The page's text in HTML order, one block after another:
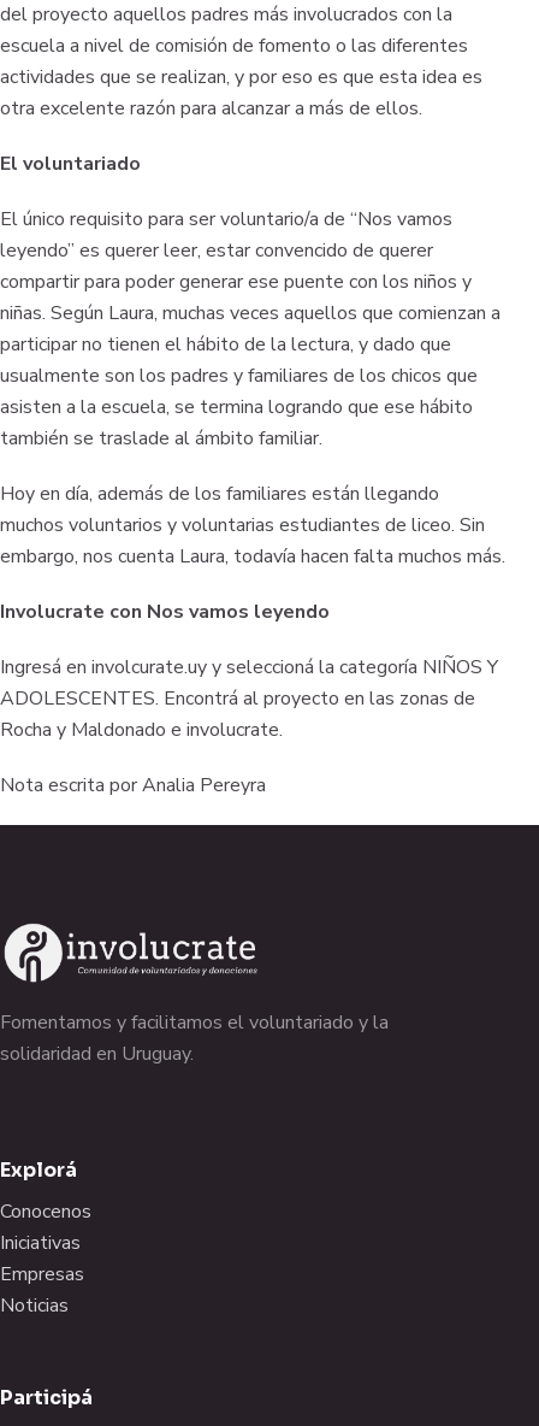
del proyecto aquellos padres más involucrados con la
escuela a nivel de comisión de fomento o las diferentes
actividades que se realizan, y por eso es que esta idea es
otra excelente razón para alcanzar a más de ellos.
El voluntariado
El único requisito para ser voluntario/a de “Nos vamos
leyendo” es querer leer, estar convencido de querer
compartir para poder generar ese puente con los niños y
niñas. Según Laura, muchas veces aquellos que comienzan a
participar no tienen el hábito de la lectura, y dado que
usualmente son los padres y familiares de los chicos que
asisten a la escuela, se termina logrando que ese hábito
también se traslade al ámbito familiar.
Hoy en día, además de los familiares están llegando
muchos voluntarios y voluntarias estudiantes de liceo. Sin
embargo, nos cuenta Laura, todavía hacen falta muchos más.
Involucrate con Nos vamos leyendo
Ingresá en involcurate.uy y seleccioná la categoría NIÑOS Y
ADOLESCENTES. Encontrá al proyecto en las zonas de
Rocha y Maldonado e involucrate.
Nota escrita por Analia Pereyra
Fomentamos y facilitamos el voluntariado y la
solidaridad en Uruguay.
Explorá
Conocenos
Iniciativas
Empresas
Noticias
Participá